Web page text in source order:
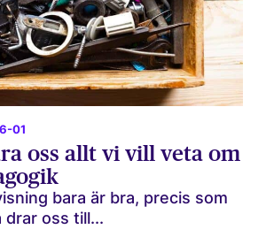
01
oss allt vi vill veta om
bara är bra, precis som
drar oss till...